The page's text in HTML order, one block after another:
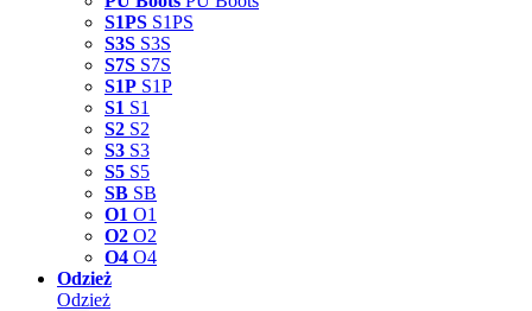
S1PS S1PS
S3S S3S
S7S S7S
S1P S1P
S1 S1
S2 S2
S3 S3
S5 S5
SB SB
O1 O1
O2 O2
O4 O4
Odzież
Odzież